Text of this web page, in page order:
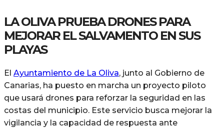
LA OLIVA PRUEBA DRONES PARA
MEJORAR EL SALVAMENTO EN SUS
PLAYAS
El Ayuntamiento de La Oliva, junto al Gobierno de
Canarias, ha puesto en marcha un proyecto piloto
que usará drones para reforzar la seguridad en las
costas del municipio. Este servicio busca mejorar la
vigilancia y la capacidad de respuesta ante